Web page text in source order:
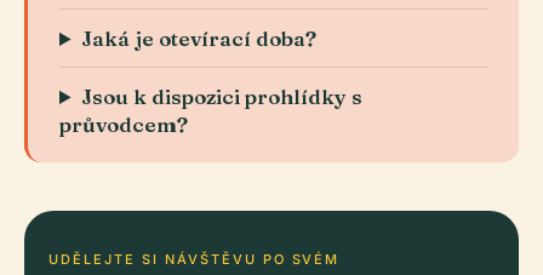
Jaká je otevírací doba?
Jsou k dispozici prohlídky s
průvodcem?
UDĚLEJTE SI NÁVŠTĚVU PO SVÉM